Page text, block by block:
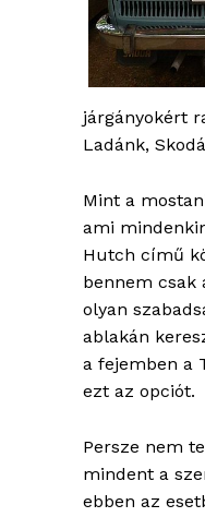
járgányokért
Ladánk,
Mint a
ami
Hutch című
bennem csak
olyan
ablakán
a fejemben a
ezt az opciót.
Persze nem
mindent a
ebben az